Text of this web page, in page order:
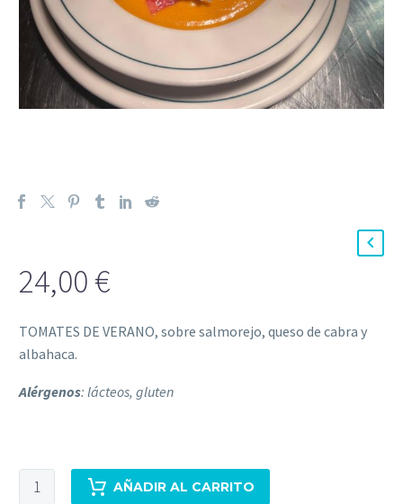
24,00 €
TOMATES DE VERANO, sobre salmorejo, queso de cabra y
albahaca.
Alérgenos: lácteos, gluten
SALMOREJO
AÑADIR AL CARRITO